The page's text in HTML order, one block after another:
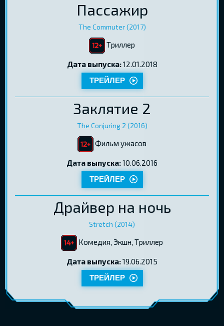
Пассажир
The Commuter (2017)
Tриллер
Дата выпуска:12.01.2018
ТРЕЙЛЕР
Заклятие 2
The Conjuring 2 (2016)
Фильм ужасов
Дата выпуска:10.06.2016
ТРЕЙЛЕР
Драйвер на ночь
Stretch (2014)
Kомедия, Экшн, Tриллер
Дата выпуска:19.06.2015
ТРЕЙЛЕР